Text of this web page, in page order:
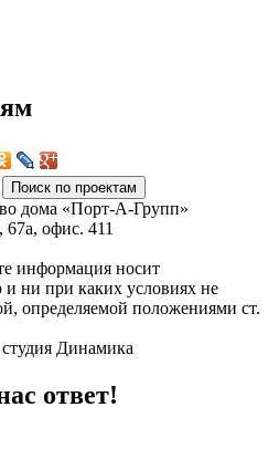
дома «Порт-А-Групп»
67а, офиc. 411
информация носит
ни при каких условиях не
определяемой положениями ст.
студия Динамика
ответ!